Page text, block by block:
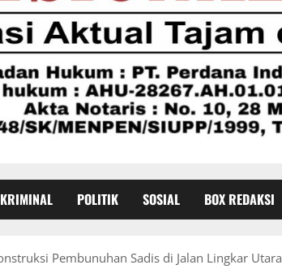
POLITIK SOSIAL BOX REDAKSI
Pembunuhan Sadis di Jalan Lingkar Utara